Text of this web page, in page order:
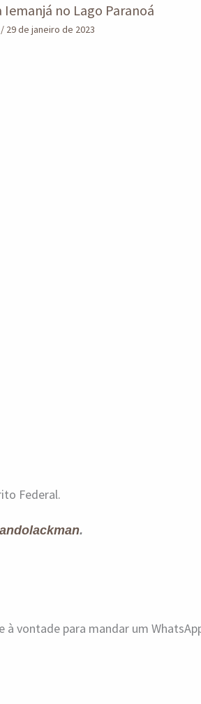
Iemanjá no Lago Paranoá
/ 29 de janeiro de 2023
Federal.
.
vontade para mandar um